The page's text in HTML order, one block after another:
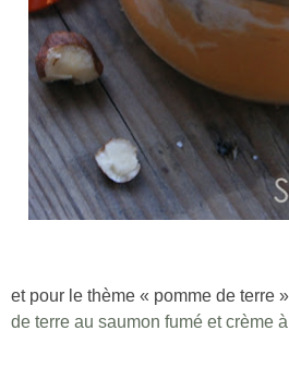
et pour le thème « pomme de terre
de terre au saumon fumé et crème à